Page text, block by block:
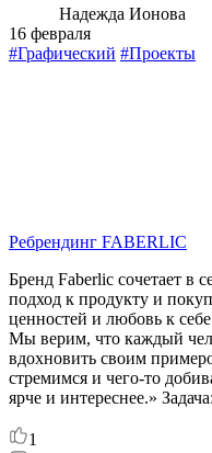
Надежда Ионова
16 февраля
#Графический #Проекты
Ребрендинг FABERLIC
Бренд Faberlic сочетает в
подход к продукту и
ценностей и любовь к
Мы верим, что каждый
вдохновить своим
стремимся и чего-то
ярче и интереснее.»
1